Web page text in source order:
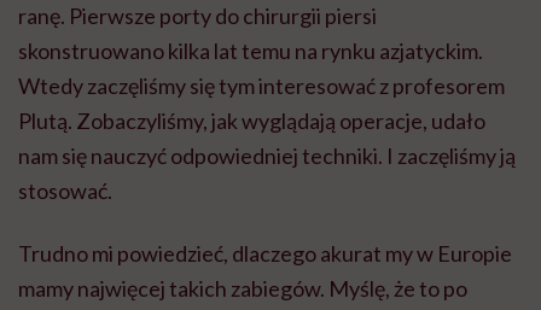
ranę. Pierwsze porty do chirurgii piersi
skonstruowano kilka lat temu na rynku azjatyckim.
Wtedy zaczęliśmy się tym interesować z profesorem
Plutą. Zobaczyliśmy, jak wyglądają operacje, udało
nam się nauczyć odpowiedniej techniki. I zaczęliśmy ją
stosować.
Trudno mi powiedzieć, dlaczego akurat my w Europie
mamy najwięcej takich zabiegów. Myślę, że to po